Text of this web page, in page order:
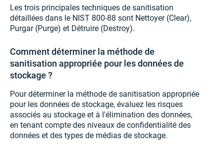
Les trois principales techniques de sanitisation
détaillées dans le NIST 800-88 sont Nettoyer (Clear),
Purgar (Purge) et Détruire (Destroy).
Comment déterminer la méthode de
sanitisation appropriée pour les données de
stockage ?
Pour déterminer la méthode de sanitisation appropriée
pour les données de stockage, évaluez les risques
associés au stockage et à l'élimination des données,
en tenant compte des niveaux de confidentialité des
données et des types de médias de stockage.